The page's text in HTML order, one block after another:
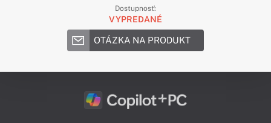
Dostupnosť:
VYPREDANÉ
OTÁZKA NA PRODUKT